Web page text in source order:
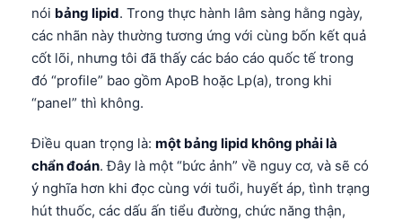
nói bảng lipid. Trong thực hành lâm sàng hằng ngày,
các nhãn này thường tương ứng với cùng bốn kết quả
cốt lõi, nhưng tôi đã thấy các báo cáo quốc tế trong
đó “profile” bao gồm ApoB hoặc Lp(a), trong khi
“panel” thì không.
Điều quan trọng là: một bảng lipid không phải là
chẩn đoán. Đây là một “bức ảnh” về nguy cơ, và sẽ có
ý nghĩa hơn khi đọc cùng với tuổi, huyết áp, tình trạng
hút thuốc, các dấu ấn tiểu đường, chức năng thận,